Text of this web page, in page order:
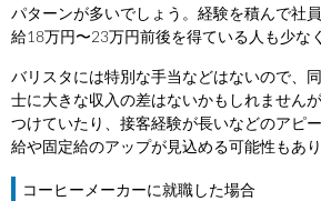
パターンが多いでしょう。経験を積んで社
給18万円〜23万円前後を得ている人も少な
バリスタには特別な手当などはないので、
士に大きな収入の差はないかもしれません
つけていたり、接客経験が長いなどのアピ
給や固定給のアップが見込める可能性もあり
コーヒーメーカーに就職した場合